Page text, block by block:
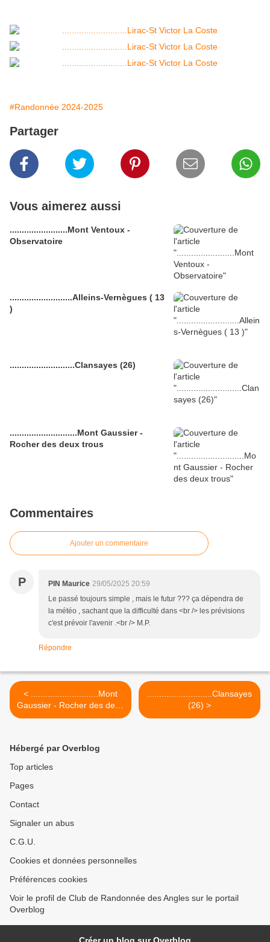
#Randonnée 2024-2025
Partager
Vous aimerez aussi
........................Mont Ventoux -
Observatoire
..........................Alleins-Vernègues ( 13
)
...........................Clansayes (26)
............................Mont Gaussier -
Rocher des deux trous
Commentaires
Ajouter un commentaire
P PIN Maurice 29/05/2025 20:59
Le passé toujours simple , mais le futur ??? ça dépendra de
la météo , sachant que la difficulté dans <br /> les prévisions
c'est prévoir l'avenir .<br /> M.P.
Répondre
< ............................Mont
Gaussier - Rocher des deux
trous
...........................Clansayes
(26) >
Hébergé par Overblog
Top articles
Pages
Contact
Signaler un abus
C.G.U.
Cookies et données personnelles
Préférences cookies
Voir le profil de Club de Randonnée des Angles sur le portail
Overblog